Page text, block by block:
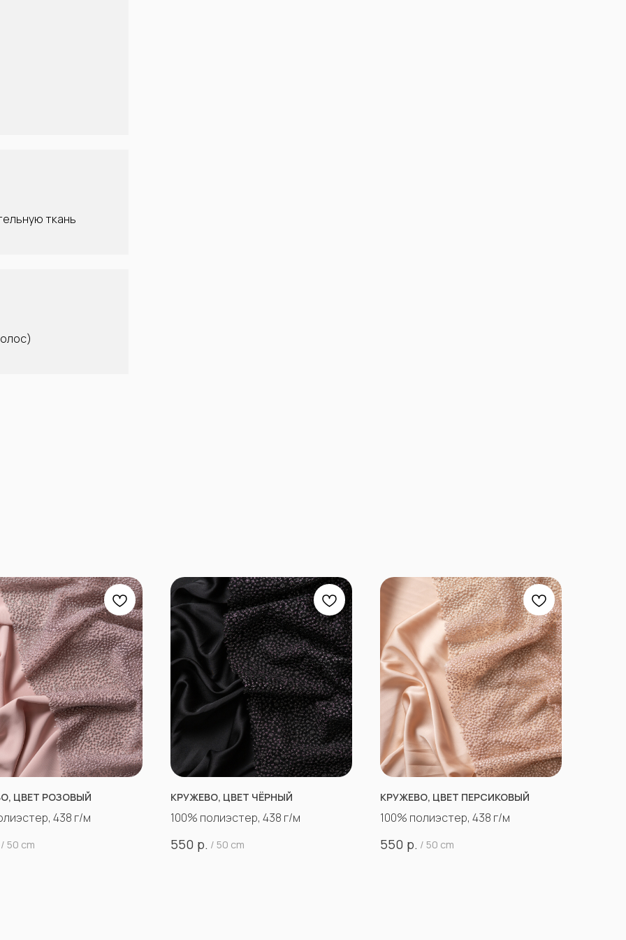
ткань
ЦВЕТ РОЗОВЫЙ
438 г/м
/ 50 cm
КРУЖЕВО, ЦВЕТ ЧЁРНЫЙ
100% полиэстер, 438 г/м
550 р. / 50 cm
КРУЖЕВО, ЦВЕТ ПЕРСИКОВЫЙ
100% полиэстер, 438 г/м
550 р. / 50 cm